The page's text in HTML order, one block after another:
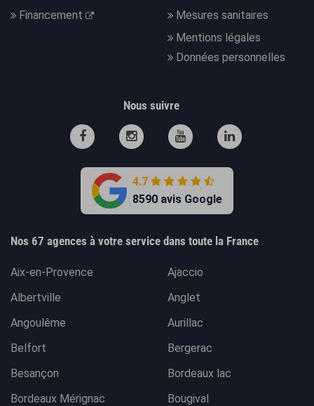
Financement
Mesures sanitaires
Mentions légales
Données personnelles
Nous suivre
4.7
8590 avis Google
Nos 67 agences à votre service dans toute la France
Aix-en-Provence
Ajaccio
Albertville
Anglet
Angoulême
Aurillac
Belfort
Bergerac
Besançon
Bordeaux lac
Bordeaux Mérignac
Bougival